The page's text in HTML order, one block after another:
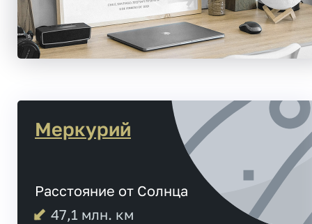
Меркурий
Расстояние от Солнца
47,1 млн. км